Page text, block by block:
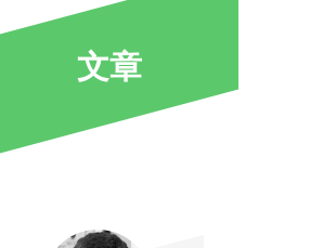
简体中文
文章